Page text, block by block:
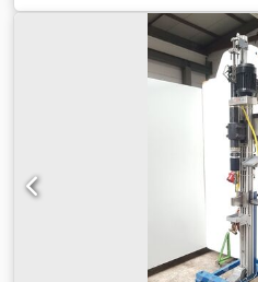
Aopvkm Tsiyoa - Avance de
arriba sin escalonamiento -
mm - Revoluciones del husillo
neumática con reductor de
neumático de pedal -
Espacio necesario aprox. An